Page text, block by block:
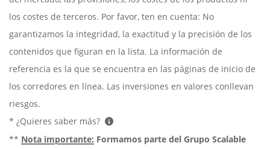
los costes de terceros. Por favor, ten en cuenta: No
garantizamos la integridad, la exactitud y la precisión de los
contenidos que figuran en la lista. La información de
referencia es la que se encuentra en las páginas de inicio de
los corredores en línea. Las inversiones en valores conllevan
riesgos.
* ¿Quieres saber más?
** Nota importante: Formamos parte del Grupo Scalable